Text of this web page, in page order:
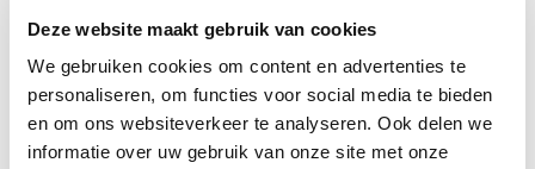
Deze website maakt gebruik van cookies
We gebruiken cookies om content en advertenties te
personaliseren, om functies voor social media te bieden
en om ons websiteverkeer te analyseren. Ook delen we
informatie over uw gebruik van onze site met onze
Uitverkoop0059
PN40 L=151
Stuks